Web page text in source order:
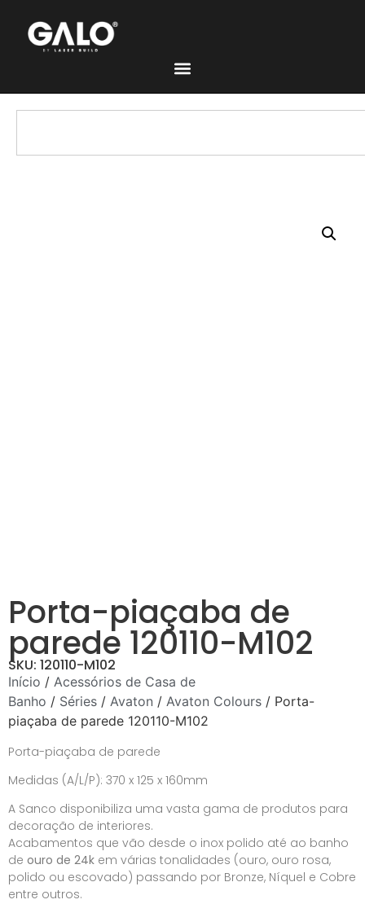
Porta-piaçaba de
parede 120110-M102
SKU: 120110-M102
Início / Acessórios de Casa de
Banho / Séries / Avaton / Avaton Colours / Porta-
piaçaba de parede 120110-M102
Porta-piaçaba de parede
Medidas (A/L/P): 370 x 125 x 160mm
A Sanco disponibiliza uma vasta gama de produtos para
decoração de interiores.
Acabamentos que vão desde o inox polido até ao banho
de ouro de 24k em várias tonalidades (ouro, ouro rosa,
polido ou escovado) passando por Bronze, Níquel e Cobre
entre outros.